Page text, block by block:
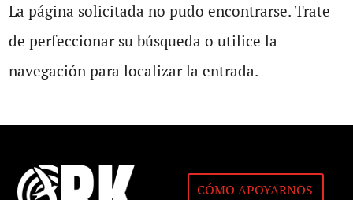
La página solicitada no pudo encontrarse. Trate
de perfeccionar su búsqueda o utilice la
navegación para localizar la entrada.
CÓMO APOYARNOS